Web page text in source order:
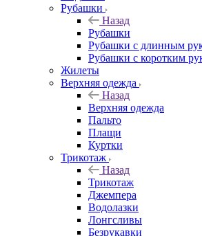
Рубашки
Назад
Рубашки
Рубашки с длинным
Рубашки с коротким
Жилеты
Верхняя одежда
Назад
Верхняя одежда
Пальто
Плащи
Куртки
Трикотаж
Назад
Трикотаж
Джемпера
Водолазки
Лонгсливы
Безрукавки